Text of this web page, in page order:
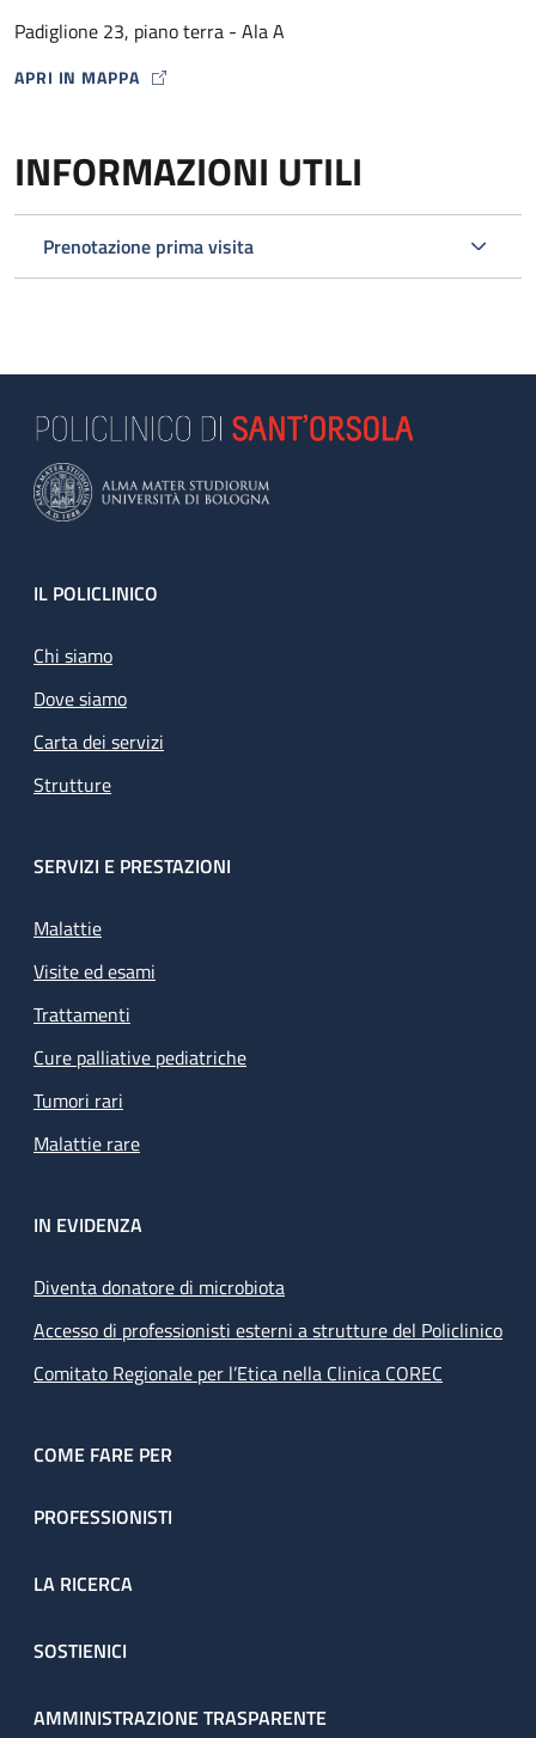
Padiglione 23, piano terra - Ala A
APRI IN MAPPA
MAP ICON
INFORMAZIONI UTILI
Prenotazione prima visita
Footer
IL POLICLINICO
Chi siamo
Dove siamo
Carta dei servizi
Strutture
SERVIZI E PRESTAZIONI
Malattie
Visite ed esami
Trattamenti
Cure palliative pediatriche
Tumori rari
Malattie rare
IN EVIDENZA
Diventa donatore di microbiota
Accesso di professionisti esterni a strutture del Policlinico
Comitato Regionale per l’Etica nella Clinica COREC
COME FARE PER
PROFESSIONISTI
LA RICERCA
SOSTIENICI
AMMINISTRAZIONE TRASPARENTE